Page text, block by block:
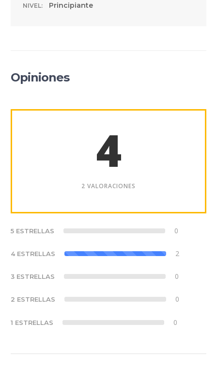
NIVEL: Principiante
Opiniones
4
2 VALORACIONES
5 ESTRELLAS 0
4 ESTRELLAS 2
3 ESTRELLAS 0
2 ESTRELLAS 0
1 ESTRELLAS 0